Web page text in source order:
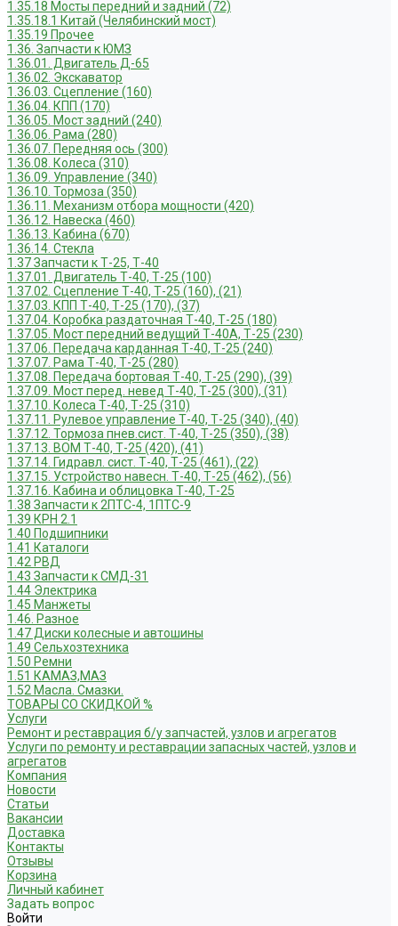
1.35.18 Мосты передний и задний (72)
1.35.18.1 Китай (Челябинский мост)
1.35.19 Прочее
1.36. Запчасти к ЮМЗ
1.36.01. Двигатель Д-65
1.36.02. Экскаватор
1.36.03. Сцепление (160)
1.36.04. КПП (170)
1.36.05. Мост задний (240)
1.36.06. Рама (280)
1.36.07. Передняя ось (300)
1.36.08. Колеса (310)
1.36.09. Управление (340)
1.36.10. Тормоза (350)
1.36.11. Механизм отбора мощности (420)
1.36.12. Навеска (460)
1.36.13. Кабина (670)
1.36.14. Стекла
1.37 Запчасти к Т-25, Т-40
1.37.01. Двигатель Т-40, Т-25 (100)
1.37.02. Сцепление Т-40, Т-25 (160), (21)
1.37.03. КПП Т-40, Т-25 (170), (37)
1.37.04. Коробка раздаточная Т-40, Т-25 (180)
1.37.05. Мост передний ведущий Т-40А, Т-25 (230)
1.37.06. Передача карданная Т-40, Т-25 (240)
1.37.07. Рама Т-40, Т-25 (280)
1.37.08. Передача бортовая Т-40, Т-25 (290), (39)
1.37.09. Мост перед. невед Т-40, Т-25 (300), (31)
1.37.10. Колеса Т-40, Т-25 (310)
1.37.11. Рулевое управление Т-40, Т-25 (340), (40)
1.37.12. Тормоза пнев.сист. Т-40, Т-25 (350), (38)
1.37.13. ВОМ Т-40, Т-25 (420), (41)
1.37.14. Гидравл. сист. Т-40, Т-25 (461), (22)
1.37.15. Устройство навесн. Т-40, Т-25 (462), (56)
1.37.16. Кабина и облицовка Т-40, Т-25
1.38 Запчасти к 2ПТС-4, 1ПТС-9
1.39 КРН 2.1
1.40 Подшипники
1.41 Каталоги
1.42 РВД
1.43 Запчасти к СМД-31
1.44 Электрика
1.45 Манжеты
1.46. Разное
1.47 Диски колесные и автошины
1.49 Сельхозтехника
1.50 Ремни
1.51 КАМАЗ,МАЗ
1.52 Масла. Смазки.
ТОВАРЫ СО СКИДКОЙ %
Услуги
Ремонт и реставрация б/у запчастей, узлов и агрегатов
Услуги по ремонту и реставрации запасных частей, узлов и
агрегатов
Компания
Новости
Статьи
Вакансии
Доставка
Контакты
Отзывы
Корзина
Личный кабинет
Задать вопрос
Войти